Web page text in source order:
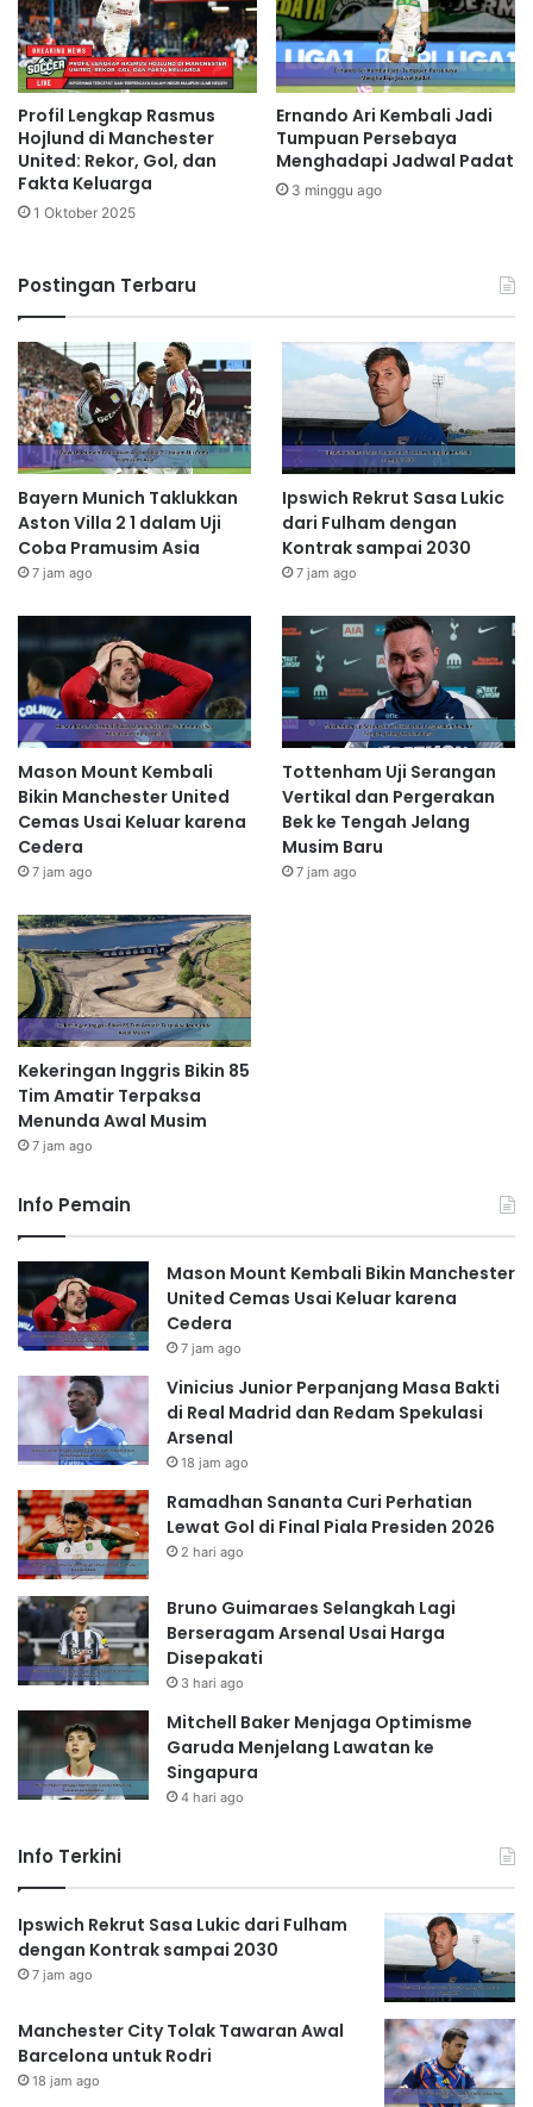
Profil Lengkap Rasmus
Hojlund di Manchester
United: Rekor, Gol, dan
Fakta Keluarga
1 Oktober 2025
Ernando Ari Kembali Jadi
Tumpuan Persebaya
Menghadapi Jadwal Padat
3 minggu ago
Postingan Terbaru
Bayern Munich Taklukkan
Aston Villa 2 1 dalam Uji
Coba Pramusim Asia
7 jam ago
Ipswich Rekrut Sasa Lukic
dari Fulham dengan
Kontrak sampai 2030
7 jam ago
Mason Mount Kembali
Bikin Manchester United
Cemas Usai Keluar karena
Cedera
7 jam ago
Tottenham Uji Serangan
Vertikal dan Pergerakan
Bek ke Tengah Jelang
Musim Baru
7 jam ago
Kekeringan Inggris Bikin 85
Tim Amatir Terpaksa
Menunda Awal Musim
7 jam ago
Info Pemain
Mason Mount Kembali Bikin Manchester
United Cemas Usai Keluar karena
Cedera
7 jam ago
Vinicius Junior Perpanjang Masa Bakti
di Real Madrid dan Redam Spekulasi
Arsenal
18 jam ago
Ramadhan Sananta Curi Perhatian
Lewat Gol di Final Piala Presiden 2026
2 hari ago
Bruno Guimaraes Selangkah Lagi
Berseragam Arsenal Usai Harga
Disepakati
3 hari ago
Mitchell Baker Menjaga Optimisme
Garuda Menjelang Lawatan ke
Singapura
4 hari ago
Info Terkini
Ipswich Rekrut Sasa Lukic dari Fulham
dengan Kontrak sampai 2030
7 jam ago
Manchester City Tolak Tawaran Awal
Barcelona untuk Rodri
18 jam ago